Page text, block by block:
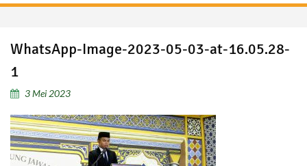
WhatsApp-Image-2023-05-03-at-16.05.28-
1
3 Mei 2023